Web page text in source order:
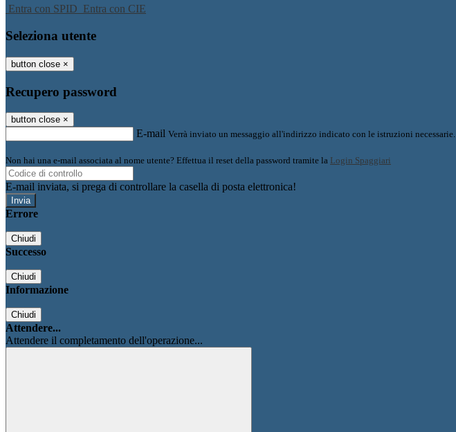
Entra con SPID Entra con CIE
Seleziona utente
button close ×
Recupero password
button close ×
E-mail Verrà inviato un messaggio all'indirizzo indicato con le istruzioni necessarie.
Non hai una e-mail associata al nome utente? Effettua il reset della password tramite la Login Spaggiari
E-mail inviata, si prega di controllare la casella di posta elettronica!
Errore
Chiudi
Successo
Chiudi
Informazione
Chiudi
Attendere...
Attendere il completamento dell'operazione...